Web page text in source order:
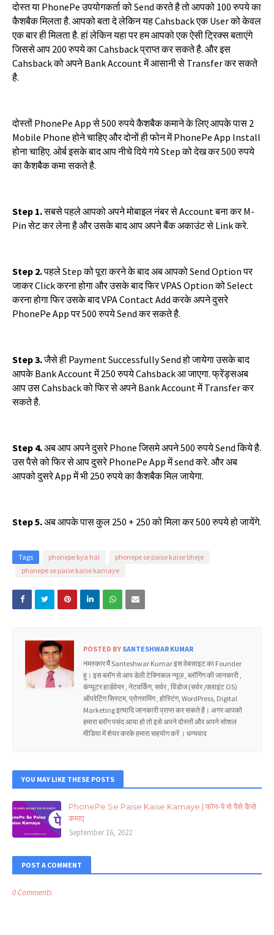
दोस्तया PhonePeउपयोगकर्ताकोSendकरतेहैतोआपको 100रुपयेका
कैशबैकमिलताहै. आपकोबतादेलेकिनयहCahsbackएकUserकोकेवल
एकबारहीमिलताहै.हांलेकिनयहापरहमआपकोएकऐसीट्रिक्सबताएंगे
जिससेआप 200रुपयेकाCahsbackप्राप्तकरसकतेहै. औरइस
CahsbackकोअपनेBank Accountमेंआसानीसे Transferकरसकते
है.
दोस्तों PhonePe Appसे500रुपयेकैशबैककमानेकेलिएआपकेपास 2
Mobile PhoneहोनेचाहिएऔरदोनोंहीफोनमेंPhonePe App Install
होनाचाहिए. ओर्बइसकेबादआपनीचेदियेगयेStepकोदेखकर500रुपये
काकैशबैककमासकतेहै.
Step 1.सबसेपहलेआपकोअपनेमोबाइलनंबरसेAccountबनाकरM-
Pinसेटकरलेनाहैऔरउसकेबादआपअपनेबैंकअकाउंटसे Linkकरे.
Step 2.पहलेStepकोपूराकरनेकेबादअबआपकोSend Optionपर
जाकरClickकरनाहोगाऔरउसकेबादफिरVPAS OptionकोSelect
करनाहोगाफिरउसकेबादVPA Contact Addकरकेअपनेदुसरे
PhonePe Appपर500रुपयेSendकरसकतेहै.
Step 3.जैसेही Payment Successfully Sendहोजायेगाउसकेबाद
आपकेBank Accountमें250रुपयेCahsbackआजाएगा.फ्रेंड्सअब
आपउसCahsbackकोफिरसेअपनेBank AccountमेंTransferकर
सकतेहै.
Step 4.अबआपअपनेदुसरेPhoneजिसमेअपने500रुपयेSendकियेहै.
उसपैसेकोफिरसेआपदुसरेPhonePe Appमेंsendकरे. औरअब
आपकोदुसरेAppमेंभी 250रुपयेकाकैशबैकमिलजायेगा.
Step 5.अबआपकेपासकुल 250 + 250कोमिलाकर500रुपयेहोजायेंगे.
Tags phonepe kya hai
phonepe se paise kaise bheje
phonepe se paise kaise kamaye
POSTED BY SANTESHWAR KUMAR
नमस्कार मैं Santeshwar Kumar इस वेबसाइट का Founder
हु। इस ब्लॉग से आप डेली टेक्निकल न्यूज़ , ब्लॉगिंग की जानकारी ,
कंप्यूटर हार्डवेयर , नेटवर्किंग, सर्वर , विंडोज (सर्वर /क्लाइंट OS)
ऑपरेटिंग सिस्टम, प्रोगरामिंग , होस्टिंग, WordPress, Digital
Marketing इत्यादि जानकारी प्राप्त कर सकते है। अगर आपको
हमारा ब्लॉग पसंद आया हो तो इसे अपने दोस्तों और अपने सोशल
मीडिया में शेयर करके हमारा सहयोग करें । धन्यवाद
YOU MAY LIKE THESE POSTS
PhonePe Se Paise Kaise Kamaye | फोन-पे से पैसे कैसे
कमाए
September 16, 2022
POST A COMMENT
0 Comments